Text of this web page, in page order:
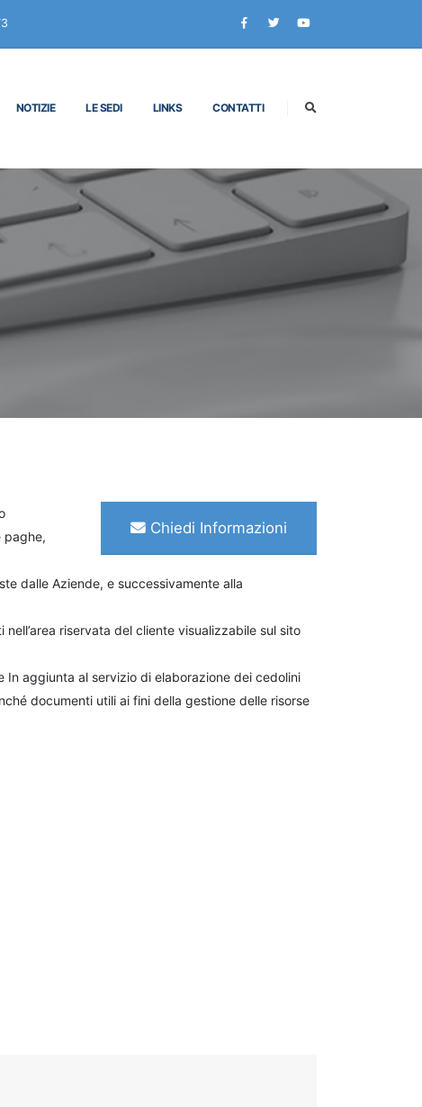
NOTIZIE LE SEDI LINKS CONTATTI
Chiedi Informazioni
paghe,
dalle Aziende, e successivamente alla
riservata del cliente visualizzabile sul sito
aggiunta al servizio di elaborazione dei cedolini
documenti utili ai fini della gestione delle risorse